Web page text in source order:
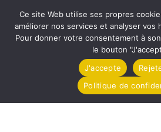
Mardi de 16h à 18h
Jeudi de 8h30 à 12h
Vendredi de 16h à 18h
Partagez / Imprimez
Ce site Web utilise ses propres
améliorer nos services et analyser vos
Pour donner votre consentement à
le bouton
J'accepte
Politique de